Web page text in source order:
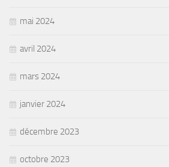
mai 2024
avril 2024
mars 2024
janvier 2024
décembre 2023
octobre 2023